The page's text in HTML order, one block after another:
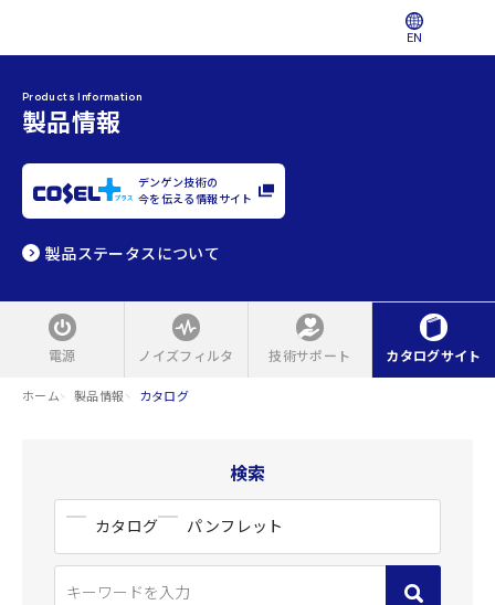
EN
Products Information
製品情報
デンゲン技術の
今を伝える情報サイト
製品ステータスについて
電源 ノイズフィルタ 技術サポート カタログサイト
ホーム 製品情報 カタログ
検索
カタログ パンフレット